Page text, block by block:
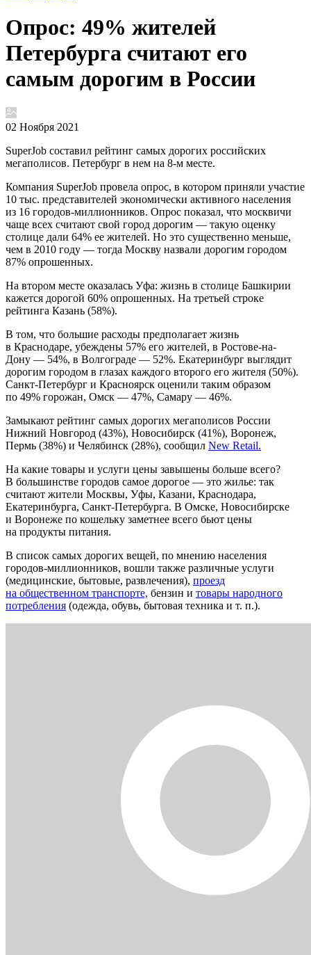
Опрос: 49% жителей
Петербурга считают его
самым дорогим в России
02 Ноября 2021
SuperJob составил рейтинг самых дорогих российских
мегаполисов. Петербург в нем на 8-м месте.
Компания SuperJob провела опрос, в котором приняли участие
10 тыс. представителей экономически активного населения
из 16 городов-миллионников. Опрос показал, что москвичи
чаще всех считают свой город дорогим — такую оценку
столице дали 64% ее жителей. Но это существенно меньше,
чем в 2010 году — тогда Москву назвали дорогим городом
87% опрошенных.
На втором месте оказалась Уфа: жизнь в столице Башкирии
кажется дорогой 60% опрошенных. На третьей строке
рейтинга Казань (58%).
В том, что большие расходы предполагает жизнь
в Краснодаре, убеждены 57% его жителей, в Ростове-на-
Дону — 54%, в Волгограде — 52%. Екатеринбург выглядит
дорогим городом в глазах каждого второго его жителя (50%).
Санкт-Петербург и Красноярск оценили таким образом
по 49% горожан, Омск — 47%, Самару — 46%.
Замыкают рейтинг самых дорогих мегаполисов России
Нижний Новгород (43%), Новосибирск (41%), Воронеж,
Пермь (38%) и Челябинск (28%), сообщил New Retail.
На какие товары и услуги цены завышены больше всего?
В большинстве городов самое дорогое — это жилье: так
считают жители Москвы, Уфы, Казани, Краснодара,
Екатеринбурга, Санкт-Петербурга. В Омске, Новосибирске
и Воронеже по кошельку заметнее всего бьют цены
на продукты питания.
В список самых дорогих вещей, по мнению населения
городов-миллионников, вошли также различные услуги
(медицинские, бытовые, развлечения), проезд
на общественном транспорте, бензин и товары народного
потребления (одежда, обувь, бытовая техника и т. п.).